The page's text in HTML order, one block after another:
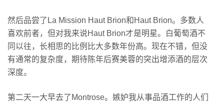
然后品尝了La Mission Haut Brion和Haut Brion。多数人
喜欢前者，但对我来说Haut Brion才是明星。白葡萄酒不
同以往，长相思的比例比大多数年份高。现在不错，但没
有通常的复杂度，期待陈年后赛美蓉的突出增添酒的层次
深度。
第二天一大早去了Montrose。嫉妒我从事品酒工作的人们